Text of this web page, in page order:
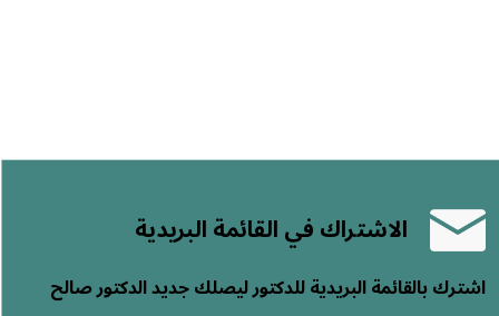
الاشتراك في القائمة البريدية
بالقائمة البريدية للدكتور ليصلك جديد الدكتور صالح